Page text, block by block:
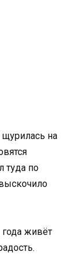
на
туда по
года живёт